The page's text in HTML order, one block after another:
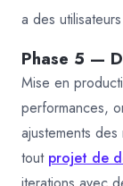
a des
Phase 5 —
Mise en
performances,
ajustements
tout projet de